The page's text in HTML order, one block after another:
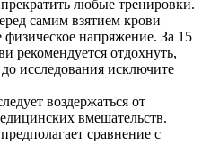
любые тренировки.
самим взятием крови
напряжение. За 15
рекомендуется отдохнуть,
до исследования исключите
воздержаться от
вмешательств.
сравнение с